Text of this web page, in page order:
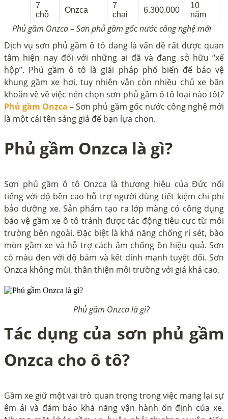
7
chỗ
Onzca
7
chai
6.300.000
10
năm
Phủ gầm Onzca – Sơn phủ gầm gốc nước công nghệ mới
Dịch vụ sơn phủ gầm ô tô đang là vấn đề rất được quan
tâm hiện nay đối với những ai đã và đang sở hữu “xế
hộp”. Phủ gầm ô tô là giải pháp phổ biến để bảo vệ
khung gầm xe hơi, tuy nhiên vẫn còn nhiều chủ xe băn
khoăn về về việc nên chọn sơn phủ gầm ô tô loại nào tốt?
Phủ gầm Onzca – Sơn phủ gầm gốc nước công nghệ mới
là một cái tên sáng giá để bạn lựa chọn.
Phủ gầm Onzca là gì?
Sơn phủ gầm ô tô Onzca là thương hiệu của Đức nổi
tiếng với độ bền cao hỗ trợ người dùng tiết kiệm chi phí
bảo dưỡng xe. Sản phẩm tạo ra lớp màng có công dụng
bảo vệ gầm xe ô tô tránh được tác động tiêu cực từ môi
trường bên ngoài. Đặc biệt là khả năng chống rỉ sét, bào
mòn gầm xe và hỗ trợ cách âm chống ồn hiệu quả. Sơn
có màu đen với độ bám và kết dính mạnh tuyệt đối. Sơn
Onzca không mùi, thân thiện môi trường với giá khá cao.
Phủ gầm Onzca là gì?
Tác dụng của sơn phủ gầm
Onzca cho ô tô?
Gầm xe giữ một vai trò quan trọng trong việc mang lại sự
êm ái và đảm bảo khả năng vận hành ổn định của xe.